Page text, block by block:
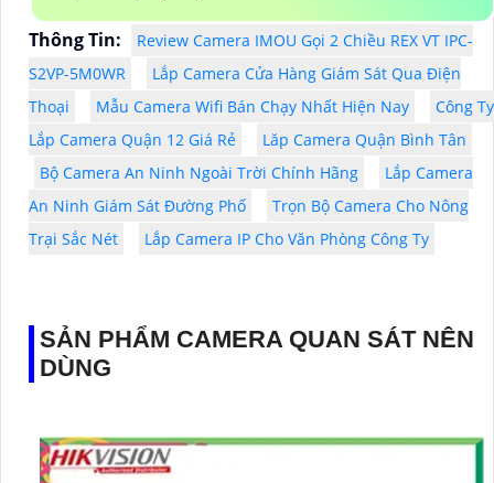
Thông Tin:
Review Camera IMOU Gọi 2 Chiều REX VT IPC-
S2VP-5M0WR
Lắp Camera Cửa Hàng Giám Sát Qua Điện
Thoại
Mẫu Camera Wifi Bán Chạy Nhất Hiện Nay
Công Ty
Lắp Camera Quận 12 Giá Rẻ
Lăp Camera Quận Bình Tân
Bộ Camera An Ninh Ngoài Trời Chính Hãng
Lắp Camera
An Ninh Giám Sát Đường Phố
Trọn Bộ Camera Cho Nông
Trại Sắc Nét
Lắp Camera IP Cho Văn Phòng Công Ty
SẢN PHẨM CAMERA QUAN SÁT NÊN
DÙNG